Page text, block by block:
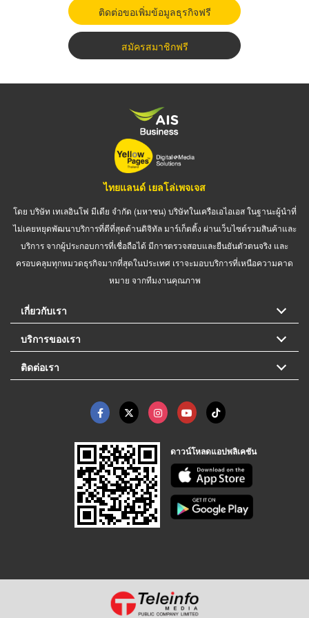
ติดต่อขอเพิ่มข้อมูลธุรกิจฟรี
สมัครสมาชิกฟรี
ไทยแลนด์ เยลโล่เพจเจส
โดย บริษัท เทเลอินโฟ มีเดีย จำกัด (มหาชน) บริษัทในเครือเอไอเอส ในฐานะผู้นำที่
ไม่เคยหยุดพัฒนาบริการที่ดีที่สุดด้านดิจิทัล มาร์เก็ตติ้ง ผ่านเว็บไซต์รวมสินค้าและ
บริการ จากผู้ประกอบการที่เชื่อถือได้ มีการตรวจสอบและยืนยันตัวตนจริง และ
ครอบคลุมทุกหมวดธุรกิจมากที่สุดในประเทศ เราจะมอบบริการที่เหนือความคาด
หมาย จากทีมงานคุณภาพ
เกี่ยวกับเรา
บริการของเรา
ติดต่อเรา
ดาวน์โหลดแอปพลิเคชัน